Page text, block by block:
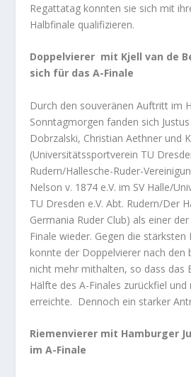
Regattatag konnten sie sich mit
Halbfinale qualifizieren.
Doppelvierer mit Kjell van de
sich für das A-Finale
Durch den souveränen Auftritt im
Sonntagmorgen fanden sich
Dobrzalski, Christian Aethner und
(Universitätssportverein TU
Rudern/Hallesche-Ruder-
Nelson v. 1874 e.V. im SV Halle/
TU Dresden e.V. Abt. Rudern/Der
Germania Ruder Club) als einer
Finale wieder. Gegen die
konnte der Doppelvierer nach den
nicht mehr mithalten, so dass das
Hälfte des A-Finales zurückfiel und
erreichte. Dennoch ein starker
Riemenvierer mit Hamburger
im A-Finale